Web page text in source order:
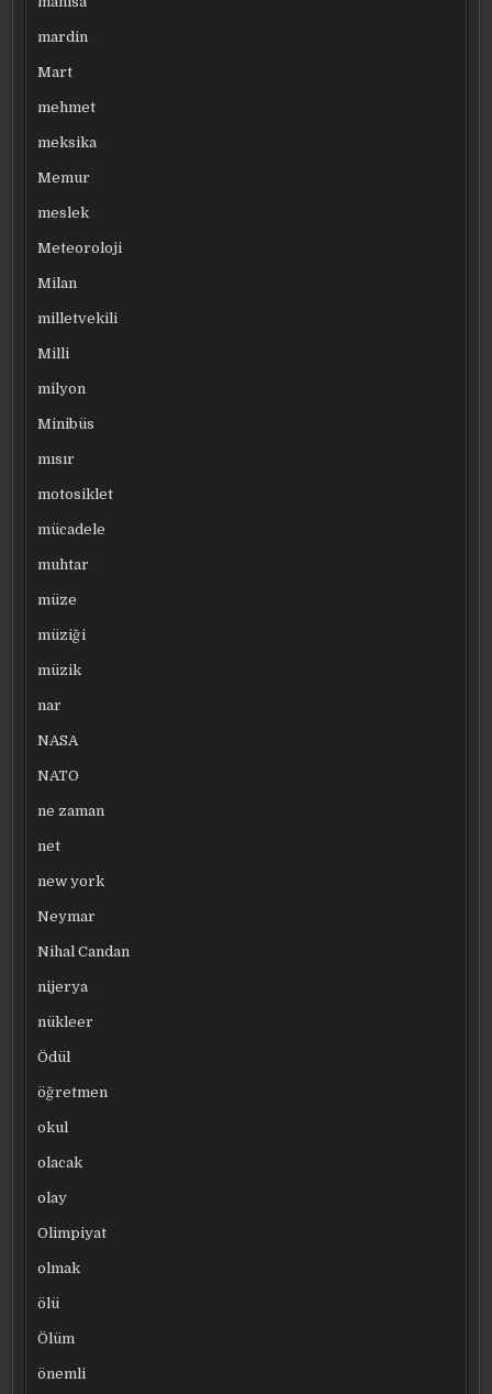
mardin
Mart
mehmet
meksika
Memur
meslek
Meteoroloji
Milan
milletvekili
Milli
milyon
Minibüs
mısır
motosiklet
mücadele
muhtar
müze
müziği
müzik
nar
NASA
NATO
ne zaman
net
new york
Neymar
Nihal Candan
nijerya
nükleer
Ödül
öğretmen
okul
olacak
olay
Olimpiyat
olmak
ölü
Ölüm
önemli